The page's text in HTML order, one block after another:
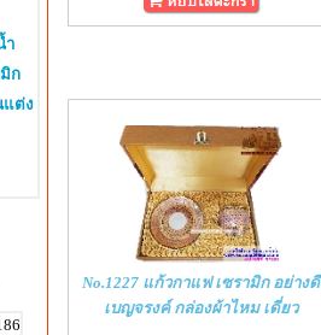
ำ
ก
แต่ง
No.1227 แก้วกาแฟ เซรามิก อย่างดี
เบญจรงค์ กล่องผ้าไหม เดี่ยว